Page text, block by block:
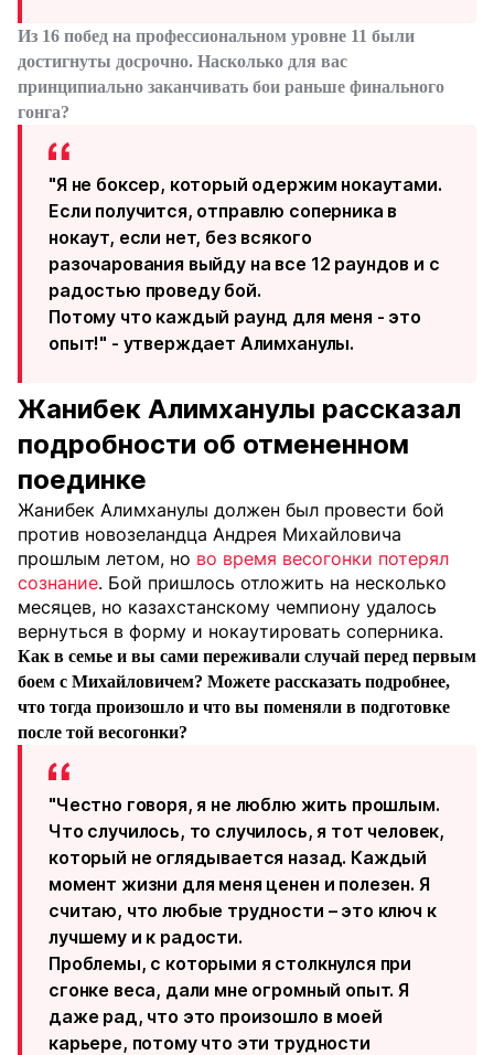
Из 16 побед на профессиональном уровне 11 были
достигнуты досрочно. Насколько для вас
принципиально заканчивать бои раньше финального
гонга?
"Я не боксер, который одержим нокаутами.
Если получится, отправлю соперника в
нокаут, если нет, без всякого
разочарования выйду на все 12 раундов и с
радостью проведу бой.
Потому что каждый раунд для меня - это
опыт!" - утверждает Алимханулы.
Жанибек Алимханулы рассказал
подробности об отмененном
поединке
Жанибек Алимханулы должен был провести бой
против новозеландца Андрея Михайловича
прошлым летом, но во время весогонки потерял
сознание. Бой пришлось отложить на несколько
месяцев, но казахстанскому чемпиону удалось
вернуться в форму и нокаутировать соперника.
Как в семье и вы сами переживали случай перед первым
боем с Михайловичем? Можете рассказать подробнее,
что тогда произошло и что вы поменяли в подготовке
после той весогонки?
"Честно говоря, я не люблю жить прошлым.
Что случилось, то случилось, я тот человек,
который не оглядывается назад. Каждый
момент жизни для меня ценен и полезен. Я
считаю, что любые трудности – это ключ к
лучшему и к радости.
Проблемы, с которыми я столкнулся при
сгонке веса, дали мне огромный опыт. Я
даже рад, что это произошло в моей
карьере, потому что эти трудности